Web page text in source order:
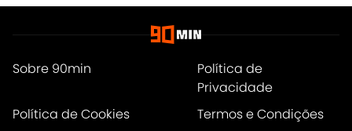
Sobre 90min
Política de
Privacidade
Política de Cookies
Termos e Condições